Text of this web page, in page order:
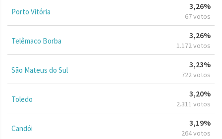
Porto Vitória
3,26%
67 votos
Telêmaco Borba
3,26%
1.172 votos
São Mateus do Sul
3,23%
722 votos
Toledo
3,20%
2.311 votos
Candói
3,19%
264 votos